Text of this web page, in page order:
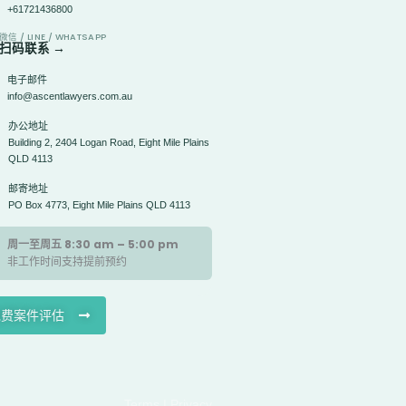
+61721436800
微信 / LINE / WHATSAPP
扫码联系 →
电子邮件
info@ascentlawyers.com.au
办公地址
Building 2, 2404 Logan Road, Eight Mile Plains
QLD 4113
邮寄地址
PO Box 4773, Eight Mile Plains QLD 4113
周一至周五 8:30 am – 5:00 pm
非工作时间支持提前预约
案件评估